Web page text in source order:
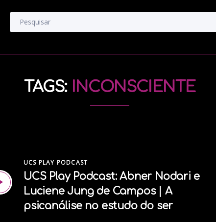
TAGS: INCONSCIENTE
UCS PLAY PODCAST
UCS Play Podcast: Abner Nodari e
Luciene Jung de Campos | A
psicanálise no estudo do ser